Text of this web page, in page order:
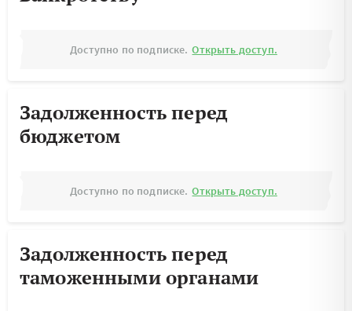
Доступно по подписке. Открыть доступ.
Задолженность перед
бюджетом
Доступно по подписке. Открыть доступ.
Задолженность перед
таможенными органами